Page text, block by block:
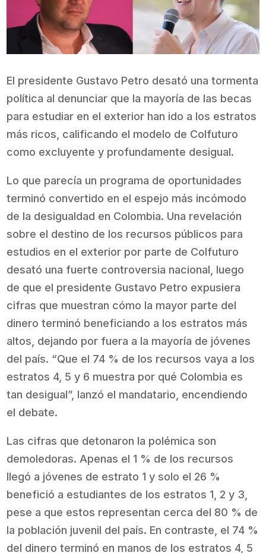
El presidente Gustavo Petro desató una tormenta
política al denunciar que la mayoría de las becas
para estudiar en el exterior han ido a los estratos
más ricos, calificando el modelo de Colfuturo
como excluyente y profundamente desigual.
Lo que parecía un programa de oportunidades
terminó convertido en el espejo más incómodo
de la desigualdad en Colombia. Una revelación
sobre el destino de los recursos públicos para
estudios en el exterior por parte de Colfuturo
desató una fuerte controversia nacional, luego
de que el presidente Gustavo Petro expusiera
cifras que muestran cómo la mayor parte del
dinero terminó beneficiando a los estratos más
altos, dejando por fuera a la mayoría de jóvenes
del país. “Que el 74 % de los recursos vaya a los
estratos 4, 5 y 6 muestra por qué Colombia es
tan desigual”, lanzó el mandatario, encendiendo
el debate.
Las cifras que detonaron la polémica son
demoledoras. Apenas el 1 % de los recursos
llegó a jóvenes de estrato 1 y solo el 26 %
benefició a estudiantes de los estratos 1, 2 y 3,
pese a que estos representan cerca del 80 % de
la población juvenil del país. En contraste, el 74 %
del dinero terminó en manos de los estratos 4, 5